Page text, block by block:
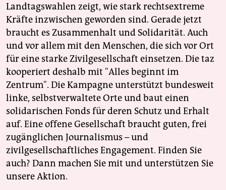
Landtagswahlen zeigt, wie stark rechtsextreme
Kräfte inzwischen geworden sind. Gerade jetzt
braucht es Zusammenhalt und Solidarität. Auch
und vor allem mit den Menschen, die sich vor Ort
für eine starke Zivilgesellschaft einsetzen. Die taz
kooperiert deshalb mit "Alles beginnt im
Zentrum". Die Kampagne unterstützt bundesweit
linke, selbstverwaltete Orte und baut einen
solidarischen Fonds für deren Schutz und Erhalt
auf. Eine offene Gesellschaft braucht guten, frei
zugänglichen Journalismus – und
zivilgesellschaftliches Engagement. Finden Sie
auch? Dann machen Sie mit und unterstützen Sie
unsere Aktion.